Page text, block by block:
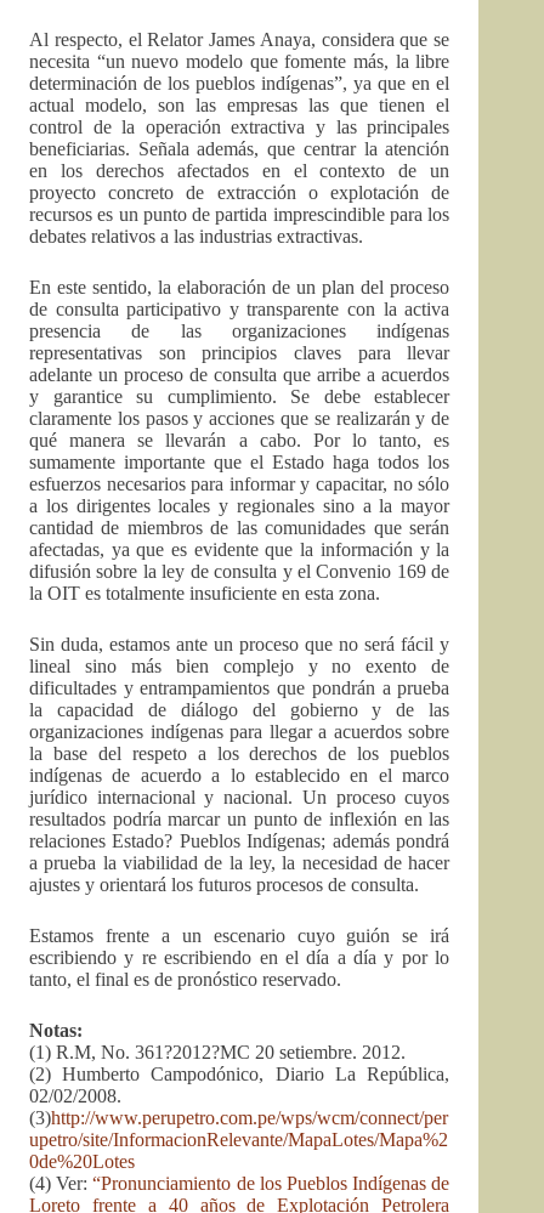
Al respecto, el Relator James Anaya, considera que se
necesita “un nuevo modelo que fomente más, la libre
determinación de los pueblos indígenas”, ya que en el
actual modelo, son las empresas las que tienen el
control de la operación extractiva y las principales
beneficiarias. Señala además, que centrar la atención
en los derechos afectados en el contexto de un
proyecto concreto de extracción o explotación de
recursos es un punto de partida imprescindible para los
debates relativos a las industrias extractivas.
En este sentido, la elaboración de un plan del proceso
de consulta participativo y transparente con la activa
presencia de las organizaciones indígenas
representativas son principios claves para llevar
adelante un proceso de consulta que arribe a acuerdos
y garantice su cumplimiento. Se debe establecer
claramente los pasos y acciones que se realizarán y de
qué manera se llevarán a cabo. Por lo tanto, es
sumamente importante que el Estado haga todos los
esfuerzos necesarios para informar y capacitar, no sólo
a los dirigentes locales y regionales sino a la mayor
cantidad de miembros de las comunidades que serán
afectadas, ya que es evidente que la información y la
difusión sobre la ley de consulta y el Convenio 169 de
la OIT es totalmente insuficiente en esta zona.
Sin duda, estamos ante un proceso que no será fácil y
lineal sino más bien complejo y no exento de
dificultades y entrampamientos que pondrán a prueba
la capacidad de diálogo del gobierno y de las
organizaciones indígenas para llegar a acuerdos sobre
la base del respeto a los derechos de los pueblos
indígenas de acuerdo a lo establecido en el marco
jurídico internacional y nacional. Un proceso cuyos
resultados podría marcar un punto de inflexión en las
relaciones Estado? Pueblos Indígenas; además pondrá
a prueba la viabilidad de la ley, la necesidad de hacer
ajustes y orientará los futuros procesos de consulta.
Estamos frente a un escenario cuyo guión se irá
escribiendo y re escribiendo en el día a día y por lo
tanto, el final es de pronóstico reservado.
Notas:
(1) R.M, No. 361?2012?MC 20 setiembre. 2012.
(2) Humberto Campodónico, Diario La República,
02/02/2008.
(3)http://www.perupetro.com.pe/wps/wcm/connect/per
upetro/site/InformacionRelevante/MapaLotes/Mapa%2
0de%20Lotes
(4) Ver:“Pronunciamiento de los Pueblos Indígenas de
Loreto frente a 40 años de Explotación Petrolera